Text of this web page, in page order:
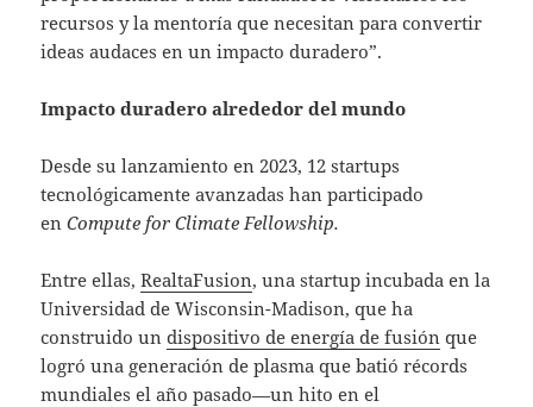
recursos y la mentoría que necesitan para convertir
ideas audaces en un impacto duradero”.
Impacto duradero alrededor del mundo
Desde su lanzamiento en 2023, 12 startups
tecnológicamente avanzadas han participado
enCompute for Climate Fellowship.
Entre ellas,RealtaFusion, una startup incubada en la
Universidad de Wisconsin-Madison, que ha
construido undispositivo de energía de fusión que
logró una generación de plasma que batió récords
mundiales el año pasado—un hito en el